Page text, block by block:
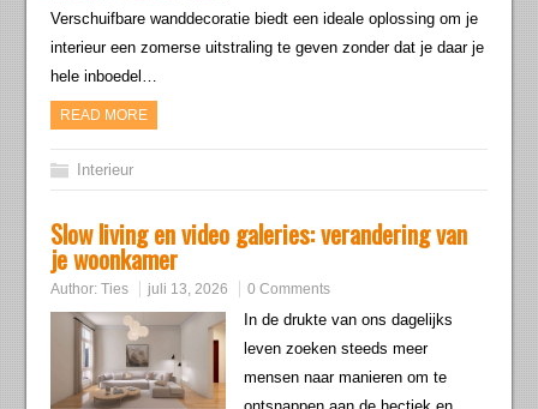
Verschuifbare wanddecoratie biedt een ideale oplossing om je
interieur een zomerse uitstraling te geven zonder dat je daar je
hele inboedel…
READ MORE
Interieur
Slow living en video galeries: verandering van
je woonkamer
Author:Ties juli 13, 2026 0 Comments
In de drukte van ons dagelijks
leven zoeken steeds meer
mensen naar manieren om te